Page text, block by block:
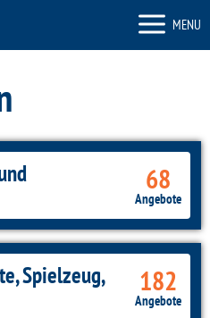
MENU
68
Angebote
Spielzeug, 182
Angebote